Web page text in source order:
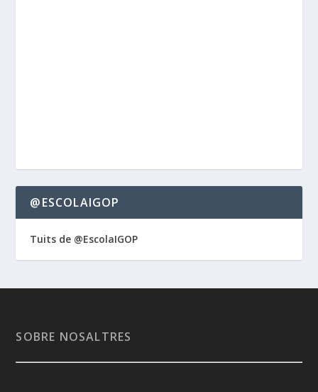
@ESCOLAIGOP
Tuits de @EscolaIGOP
SOBRE NOSALTRES